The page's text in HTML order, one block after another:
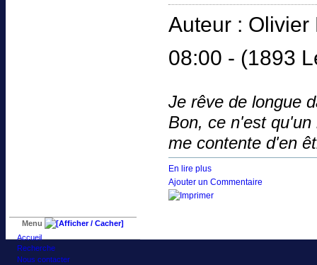
Auteur :
08:00 - (1893
Je rêve de longue
Bon, ce n'est
me contente d'en
En lire plus
Ajouter un Commentaire
Menu
Accueil
Recherche
Nous contacter